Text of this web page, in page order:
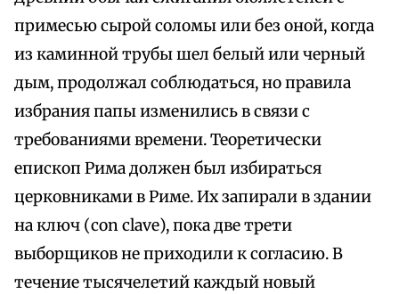
примесью сырой соломы или без оной, когда
из каминной трубы шел белый или черный
дым, продолжал соблюдаться, но правила
избрания папы изменились в связи с
требованиями времени. Теоретически
епископ Рима должен был избираться
церковниками в Риме. Их запирали в здании
на ключ (con clave), пока две трети
выборщиков не приходили к согласию. В
течение тысячелетий каждый новый